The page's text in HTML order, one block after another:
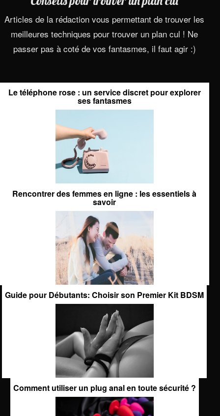
Articles de la rédaction vous permettant de trouver les
meilleures techniques pour trouver un plan cul ! Ne
passer pas à coté de vos fantasmes, il faut agir :)
Le téléphone rose : un service discret pour explorer
ses fantasmes
Rencontrer des femmes en ligne : les essentiels à
savoir
Guide pour Débutants: Choisir son Premier Kit BDSM
Comment utiliser un plug anal en toute sécurité ?